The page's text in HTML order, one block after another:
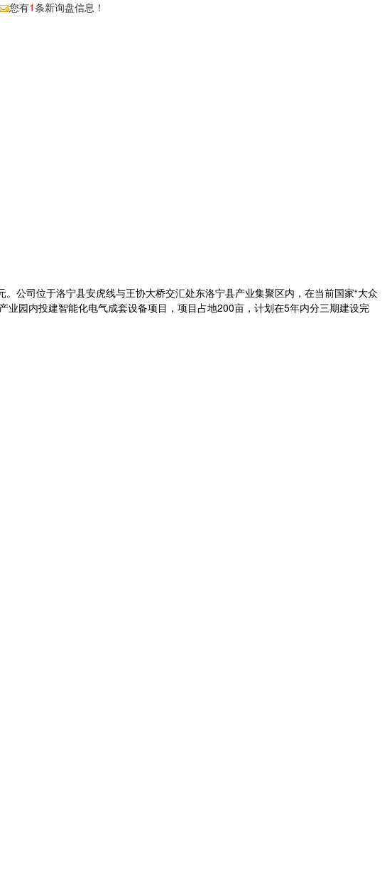
您有1条新询盘信息！
公司位于洛宁县安虎线与王协大桥交汇处东洛宁县产业集聚区内，在当前国家“大众
园内投建智能化电气成套设备项目，项目占地200亩，计划在5年内分三期建设完